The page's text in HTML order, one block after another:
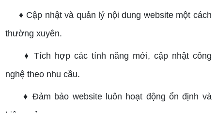
♦ Cập nhật và quản lý nội dung website một cách
thường xuyên.
♦ Tích hợp các tính năng mới, cập nhật công
nghệ theo nhu cầu.
♦ Đảm bảo website luôn hoạt động ổn định và